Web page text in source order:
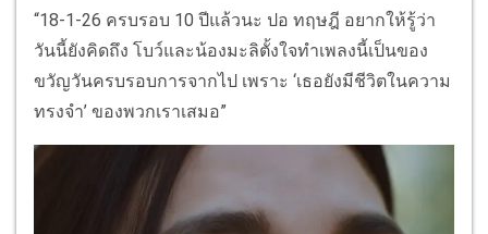
“18-1-26 ครบรอบ 10 ปีแล้วนะ ปอ ทฤษฎี อยากให้รู้ว่า
วันนี้ยังคิดถึง โบว์และน้องมะลิตั้งใจทำเพลงนี้เป็นของ
ขวัญวันครบรอบการจากไป เพราะ ‘เธอยังมีชีวิตในความ
ทรงจำ’ ของพวกเราเสมอ”